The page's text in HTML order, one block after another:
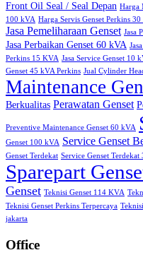
Front Oil Seal / Seal Depan Harga
100 kVA Harga Servis Genset Perkins
Jasa Pemeliharaan Genset Jasa
Jasa Perbaikan Genset 60 kVA
Perkins 15 KVA Jasa Service Genset 10
Genset 45 kVA Perkins Jual Cylinder
Maintenance
Berkualitas Perawatan Genset
Preventive Maintenance Genset 60 kVA
Genset 100 kVA Service Genset
Genset Terdekat Service Genset Terdekat
Sparepart
Genset Teknisi Genset 114 KVA
Teknisi Genset Perkins Terpercaya
jakarta
Office